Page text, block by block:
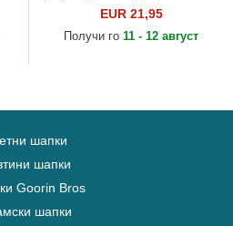
9FORTY League Essential
на New York Yankees MLB
EUR 21,95
Получи го 11 - 12 август
шапки
шапки
Goorin Bros
шапки